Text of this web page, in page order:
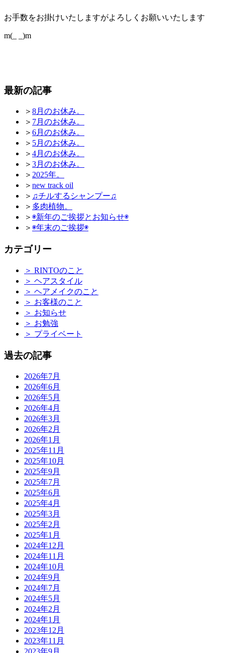
お手数をお掛けいたしますがよろしくお願いいたします
m(_ _)m
最新の記事
＞ 8月のお休み。
＞ 7月のお休み。
＞ 6月のお休み。
＞ 5月のお休み。
＞ 4月のお休み。
＞ 3月のお休み。
＞ 2025年。
＞ new track oil
＞ ♫チルするシャンプー♫
＞ 多肉植物。
＞ ◉新年のご挨拶とお知らせ◉
＞ ◉年末のご挨拶◉
カテゴリー
＞ RINTOのこと
＞ ヘアスタイル
＞ ヘアメイクのこと
＞ お客様のこと
＞ お知らせ
＞ お勉強
＞ プライベート
過去の記事
2026年7月
2026年6月
2026年5月
2026年4月
2026年3月
2026年2月
2026年1月
2025年11月
2025年10月
2025年9月
2025年7月
2025年6月
2025年4月
2025年3月
2025年2月
2025年1月
2024年12月
2024年11月
2024年10月
2024年9月
2024年7月
2024年5月
2024年2月
2024年1月
2023年12月
2023年11月